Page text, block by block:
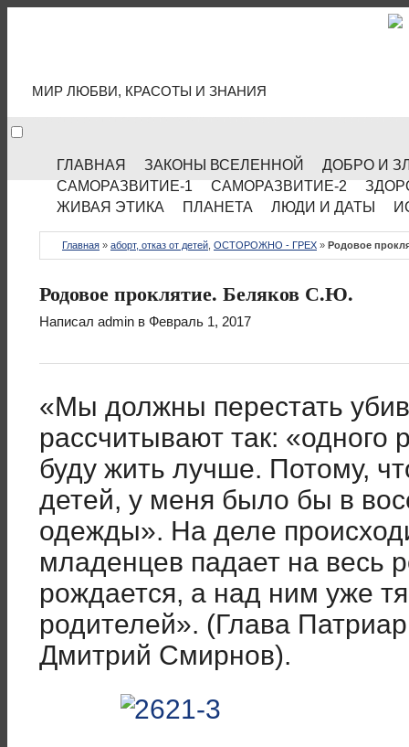
МИР ЛЮБВИ, КРАСОТЫ И ЗНАНИЯ
ГЛАВНАЯ ЗАКОНЫ ВСЕЛЕННОЙ
ДОБРО И
САМОРАЗВИТИЕ-1
САМОРАЗВИТИЕ-2
ЖИВАЯ ЭТИКА
ПЛАНЕТА ЛЮДИ И ДАТЫ
Главная » аборт, отказ от детей ОСТОРОЖНО - ГРЕХ » Родовое
Родовое проклятие. Беляков С.Ю.
Написал admin в Февраль 1, 2017
«Мы должны перестать
рассчитывают так: «одного
буду жить лучше. Потому,
детей, у меня было бы в
одежды». На деле
младенцев падает на весь
рождается, а над ним уже
родителей». (Глава
Дмитрий Смирнов).